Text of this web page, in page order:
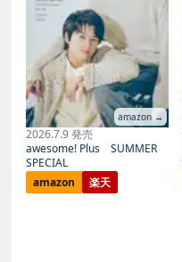
amazon →
2026.7.9 発売
awesome! Plus SUMMER
SPECIAL
amazon
楽天